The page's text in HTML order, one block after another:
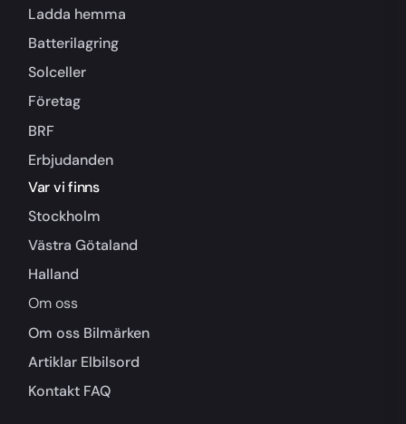
Ladda hemma
Batterilagring
Solceller
Företag
BRF
Erbjudanden
Var vi finns
Stockholm
Västra Götaland
Halland
Om oss
Om oss Bilmärken
Artiklar Elbilsord
Kontakt FAQ